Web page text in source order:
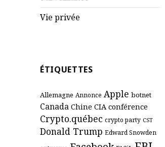
Vie privée
ÉTIQUETTES
Allemagne Annonce Apple botnet
Canada Chine CIA conférence
Crypto.québec crypto party CST
Donald Trump Edward Snowden